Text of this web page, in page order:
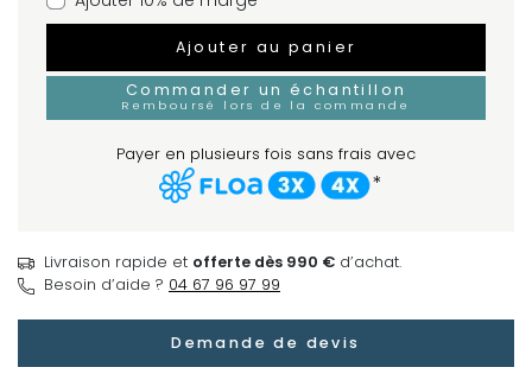
Ajouter au panier
Commander un échantillon
Remboursé lors de la commande
Payer en plusieurs fois sans frais avec
*
Livraison rapide et offerte dès 990 € d’achat.
Besoin d’aide ? 04 67 96 97 99
Demande de devis